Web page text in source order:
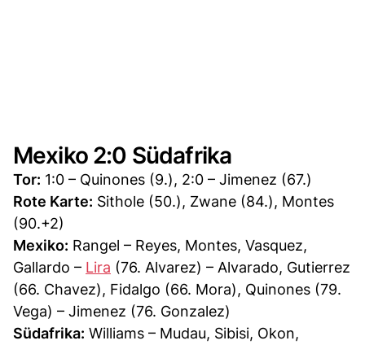
Mexiko 2:0 Südafrika
Tor: 1:0 – Quinones (9.), 2:0 – Jimenez (67.)
Rote Karte: Sithole (50.), Zwane (84.), Montes
(90.+2)
Mexiko: Rangel – Reyes, Montes, Vasquez,
Gallardo – Lira (76. Alvarez) – Alvarado, Gutierrez
(66. Chavez), Fidalgo (66. Mora), Quinones (79.
Vega) – Jimenez (76. Gonzalez)
Südafrika: Williams – Mudau, Sibisi, Okon,